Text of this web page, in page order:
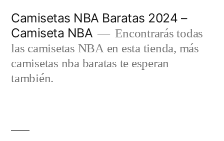
contenido
Camisetas NBA Baratas 2024 –
Camiseta NBA
Encontrarás todas
las camisetas NBA en esta tienda, más
camisetas nba baratas te esperan
también.